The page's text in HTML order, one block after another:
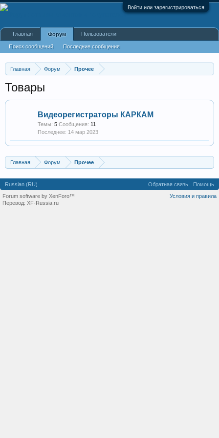
Войти или зарегистрироваться
Главная Форум Прочее
Товары
Видеорегистраторы КАРКАМ
Темы: 5 Сообщения: 11
14 мар 2023
Главная Форум Прочее
Главная Форум
Поиск сообщений Последние сообщения
Пользователи
Russian (RU) Обратная связь
Помощь
Условия и правила
Forum software by XenForo™
Перевод: XF-Russia.ru